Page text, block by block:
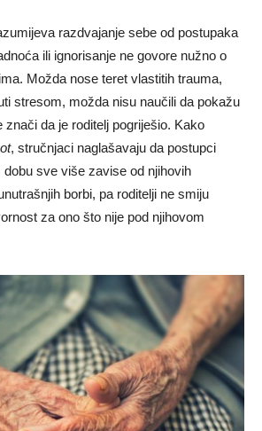
razdvajanje sebe od postupaka
ili ignorisanje ne govore nužno o
Možda nose teret vlastitih trauma,
stresom, možda nisu naučili da pokažu
znači da je roditelj pogriješio. Kako
, stručnjaci naglašavaju da postupci
dobu sve više zavise od njihovih
borbi, pa roditelji ne smiju
za ono što nije pod njihovom